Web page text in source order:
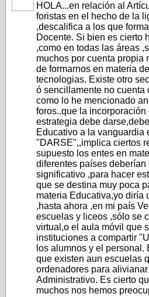
HOLA...en relación al
foristas en el hecho de la
,descalifica a los que
Docente. Si bien es cierto
,como en todas las áreas
muchos por cuenta propia
de formarnos en materia
tecnologias. Existe otro
ó sencillamente no cuenta
como lo he mencionado
foros..que la
estrategia debe
Educativo a la vanguardia
"DARSE",,implica ciertos
supuesto los entes en
diferentes países
significativo ,para hacer
que se destina muy poca
materia Educativa,yo diría
,hasta ahora ,en mi país
escuelas y liceos ,sólo se
virtual,o el aula móvil que
instituciones a compartir
los alumnos y el personal.
que existen aun escuelas
ordenadores para
Administrativo. Es cierto
muchos nos hemos